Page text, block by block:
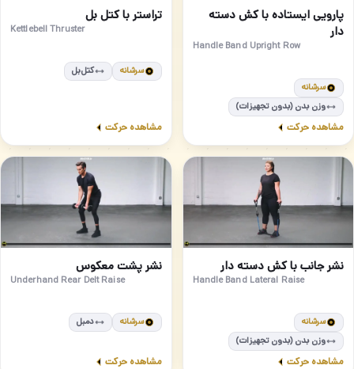
73
پارویی ایستاده با کش دسته
دار
Handle Band Upright Row
سرشانه
وزن بدن (بدون تجهیزات)
مشاهده حرکت
74
تراستر با کتل بل
Kettlebell Thruster
سرشانه کتل‌بل
مشاهده حرکت
75
نشر جانب با کش دسته دار
Handle Band Lateral Raise
سرشانه
وزن بدن (بدون تجهیزات)
مشاهده حرکت
76
نشر پشت معکوس
Underhand Rear Delt Raise
سرشانه دمبل
مشاهده حرکت